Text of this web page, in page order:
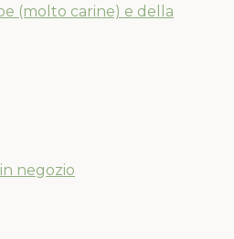
(molto carine) e della
negozio